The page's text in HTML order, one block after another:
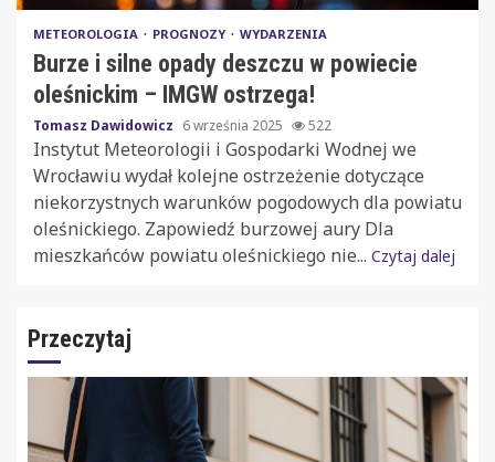
METEOROLOGIA PROGNOZY WYDARZENIA
Burze i silne opady deszczu w powiecie
oleśnickim – IMGW ostrzega!
Tomasz Dawidowicz 6 września 2025 522
Instytut Meteorologii i Gospodarki Wodnej we
Wrocławiu wydał kolejne ostrzeżenie dotyczące
niekorzystnych warunków pogodowych dla powiatu
oleśnickiego. Zapowiedź burzowej aury Dla
mieszkańców powiatu oleśnickiego nie... Czytaj dalej
Przeczytaj